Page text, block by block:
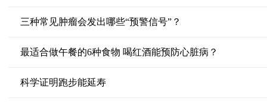
三种常见肿瘤会发出哪些“预警信号”？
最适合做午餐的6种食物 喝红酒能预防心脏病？
科学证明跑步能延寿